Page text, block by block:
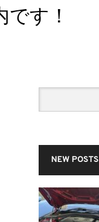
す！
NEW POSTS